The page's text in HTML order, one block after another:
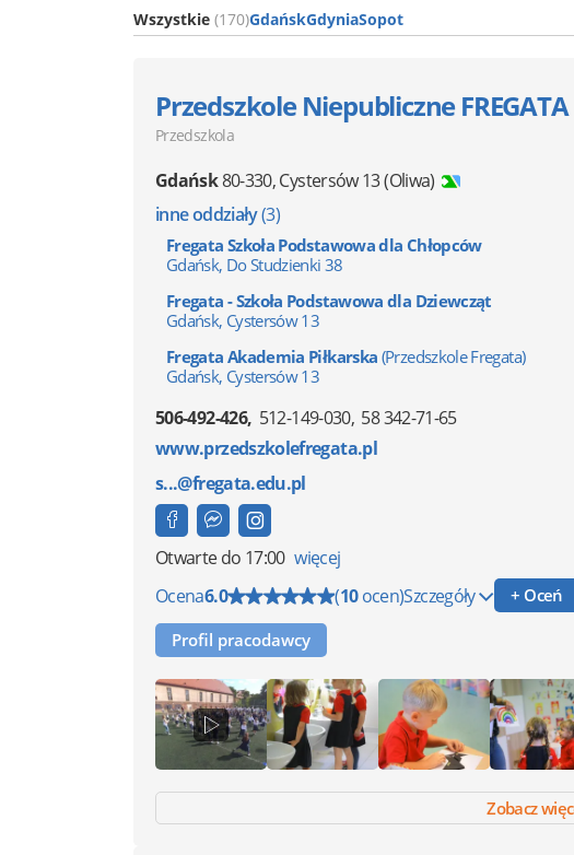
Wszystkie (170)GdańskGdyniaSopot
Przedszkole Niepubliczne FREGATA
Przedszkola
Gdańsk80-330,Cystersów 13(Oliwa)
inne oddziały(3)
Fregata Szkoła Podstawowa dla Chłopców
Gdańsk, Do Studzienki 38
Fregata - Szkoła Podstawowa dla Dziewcząt
Gdańsk, Cystersów 13
Fregata Akademia Piłkarska (Przedszkole Fregata)
Gdańsk, Cystersów 13
506-492-426 512-149-030 58 342-71-65
www.przedszkolefregata.pl
s...@fregata.edu.pl
Otwartedo 17:00 więcej
Ocena6.0 (10ocen)Szczegóły + Oceń
Profil pracodawcy
Zobacz